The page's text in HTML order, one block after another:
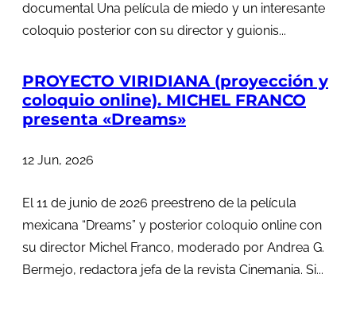
documental Una película de miedo y un interesante
coloquio posterior con su director y guionis...
PROYECTO VIRIDIANA (proyección y
coloquio online). MICHEL FRANCO
presenta «Dreams»
12 Jun, 2026
El 11 de junio de 2026 preestreno de la película
mexicana “Dreams” y posterior coloquio online con
su director Michel Franco, moderado por Andrea G.
Bermejo, redactora jefa de la revista Cinemania. Si...